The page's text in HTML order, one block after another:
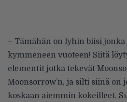
– Tämähän on lyhin biisi
kymmeneen vuoteen! Siitä
elementit jotka tekevät
Moonsorrow’n, ja silti siinä on
koskaan aiemmin kokeilleet.